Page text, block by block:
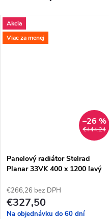
Akcia
Viac za menej
€444,24
–26 %
Panelový radiátor Stelrad
Planar 33VK 400 x 1200 ľavý
€266,26 bez DPH
€327,50
Na objednávku do 60 dní